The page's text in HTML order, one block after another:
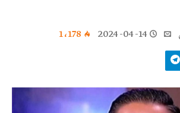
2024-04-14 1٬178